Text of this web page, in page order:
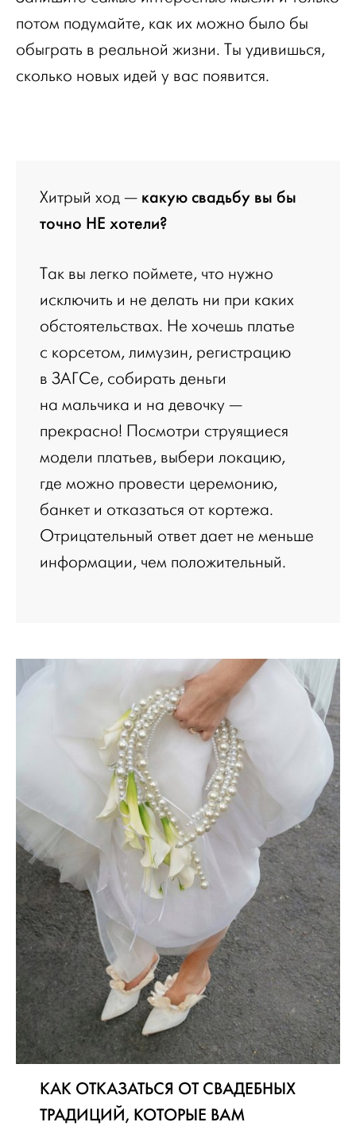
потом подумайте, как их можно было бы
обыграть в реальной жизни. Ты удивишься,
сколько новых идей у вас появится.
Хитрый ход — какую свадьбу вы бы
точно НЕ хотели?
Так вы легко поймете, что нужно
исключить и не делать ни при каких
обстоятельствах. Не хочешь платье
с корсетом, лимузин, регистрацию
в ЗАГСе, собирать деньги
на мальчика и на девочку —
прекрасно! Посмотри струящиеся
модели платьев, выбери локацию,
где можно провести церемонию,
банкет и отказаться от кортежа.
Отрицательный ответ дает не меньше
информации, чем положительный.
КАК ОТКАЗАТЬСЯ ОТ СВАДЕБНЫХ
ТРАДИЦИЙ, КОТОРЫЕ ВАМ